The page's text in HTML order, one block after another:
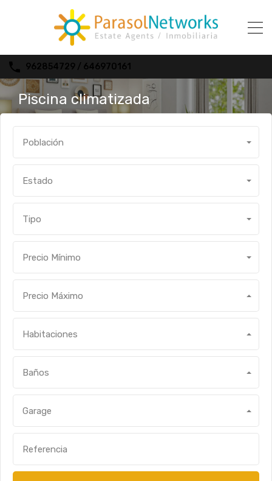
962854729 / 646970161
Piscina climatizada
Población
Estado
Tipo
Precio Mínimo
Precio Máximo
Habitaciones
Baños
Garage